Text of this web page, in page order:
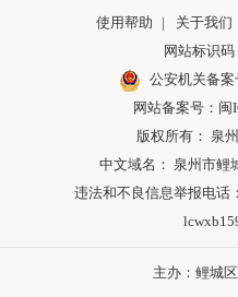
使用帮助 | 关于我们
网站标识
公安机关备案
网站备案号：闽
版权所有： 泉
中文域名： 泉州市鲤
违法和不良信息举报电话
主办：鲤城